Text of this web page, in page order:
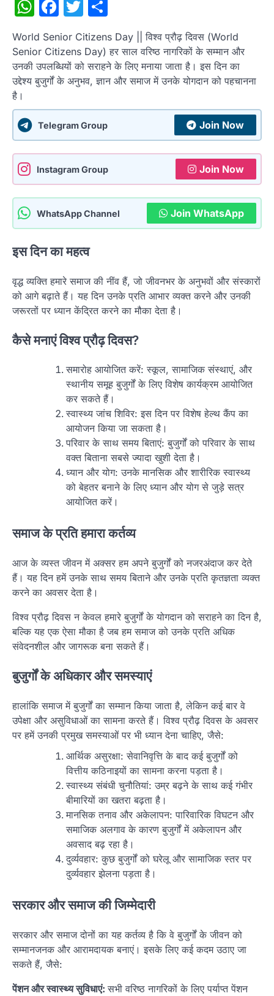
WhatsApp
Facebook
Twitter
World Senior Citizens Day || विश्व प्रौढ़ दिवस (World
Senior Citizens Day) हर साल वरिष्ठ नागरिकों के सम्मान और
उनकी उपलब्धियों को सराहने के लिए मनाया जाता है। इस दिन का
उद्देश्य बुजुर्गों के अनुभव, ज्ञान और समाज में उनके योगदान को पहचानना
है।
Telegram Group Join Now
Instagram Group Join Now
WhatsApp Channel Join WhatsApp
इस दिन का महत्व
वृद्ध व्यक्ति हमारे समाज की नींव हैं, जो जीवनभर के अनुभवों और संस्कारों
को आगे बढ़ाते हैं। यह दिन उनके प्रति आभार व्यक्त करने और उनकी
जरूरतों पर ध्यान केंद्रित करने का मौका देता है।
कैसे मनाएं विश्व प्रौढ़ दिवस?
समारोह आयोजित करें: स्कूल, सामाजिक संस्थाएं, और
स्थानीय समूह बुजुर्गों के लिए विशेष कार्यक्रम आयोजित
कर सकते हैं।
स्वास्थ्य जांच शिविर: इस दिन पर विशेष हेल्थ कैंप का
आयोजन किया जा सकता है।
परिवार के साथ समय बिताएं: बुजुर्गों को परिवार के साथ
वक्त बिताना सबसे ज्यादा खुशी देता है।
ध्यान और योग: उनके मानसिक और शारीरिक स्वास्थ्य
को बेहतर बनाने के लिए ध्यान और योग से जुड़े सत्र
आयोजित करें।
समाज के प्रति हमारा कर्तव्य
आज के व्यस्त जीवन में अक्सर हम अपने बुजुर्गों को नजरअंदाज कर देते
हैं। यह दिन हमें उनके साथ समय बिताने और उनके प्रति कृतज्ञता व्यक्त
करने का अवसर देता है।
विश्व प्रौढ़ दिवस न केवल हमारे बुजुर्गों के योगदान को सराहने का दिन है,
बल्कि यह एक ऐसा मौका है जब हम समाज को उनके प्रति अधिक
संवेदनशील और जागरूक बना सकते हैं।
बुजुर्गों के अधिकार और समस्याएं
हालांकि समाज में बुजुर्गों का सम्मान किया जाता है, लेकिन कई बार वे
उपेक्षा और असुविधाओं का सामना करते हैं। विश्व प्रौढ़ दिवस के अवसर
पर हमें उनकी प्रमुख समस्याओं पर भी ध्यान देना चाहिए, जैसे:
आर्थिक असुरक्षा: सेवानिवृत्ति के बाद कई बुजुर्गों को
वित्तीय कठिनाइयों का सामना करना पड़ता है।
स्वास्थ्य संबंधी चुनौतियां: उम्र बढ़ने के साथ कई गंभीर
बीमारियों का खतरा बढ़ता है।
मानसिक तनाव और अकेलापन: पारिवारिक विघटन और
समाजिक अलगाव के कारण बुजुर्गों में अकेलापन और
अवसाद बढ़ रहा है।
दुर्व्यवहार: कुछ बुजुर्गों को घरेलू और सामाजिक स्तर पर
दुर्व्यवहार झेलना पड़ता है।
सरकार और समाज की जिम्मेदारी
सरकार और समाज दोनों का यह कर्तव्य है कि वे बुजुर्गों के जीवन को
सम्मानजनक और आरामदायक बनाएं। इसके लिए कई कदम उठाए जा
सकते हैं, जैसे:
पेंशन और स्वास्थ्य सुविधाएं:सभी वरिष्ठ नागरिकों के लिए पर्याप्त पेंशन